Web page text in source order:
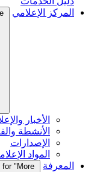
المركز الإعلامي
الأخبار
الأنشطة
الإصدارات
المواد
المعرفة
"More"